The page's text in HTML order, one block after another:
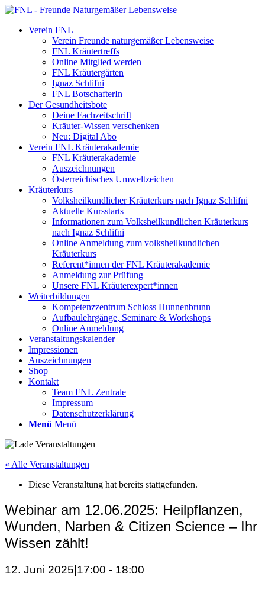
Verein FNL
Verein Freunde naturgemäßer Lebensweise
FNL Kräutertreffs
Online Mitglied werden
FNL Kräutergärten
Ignaz Schlifni
FNL BotschafterIn
Der Gesundheitsbote
Deine Fachzeitschrift
Kräuter-Wissen verschenken
Neu: Digital Abo
Verein FNL Kräuterakademie
FNL Kräuterakademie
Auszeichnungen
Österreichisches Umweltzeichen
Kräuterkurs
Volksheilkundlicher Kräuterkurs nach Ignaz Schlifni
Aktuelle Kursstarts
Informationen zum Volksheilkundlichen Kräuterkurs
nach Ignaz Schlifni
Online Anmeldung zum volksheilkundlichen
Kräuterkurs
Referent*innen der FNL Kräuterakademie
Anmeldung zur Prüfung
Unsere FNL Kräuterexpert*innen
Weiterbildungen
Kompetenzzentrum Schloss Hunnenbrunn
Aufbaulehrgänge, Seminare & Workshops
Online Anmeldung
Veranstaltungskalender
Impressionen
Auszeichnungen
Shop
Kontakt
Team FNL Zentrale
Impressum
Datenschutzerklärung
Menü Menü
« Alle Veranstaltungen
Diese Veranstaltung hat bereits stattgefunden.
Webinar am 12.06.2025: Heilpflanzen,
Wunden, Narben & Citizen Science – Ihr
Wissen zählt!
12. Juni 2025|17:00 - 18:00